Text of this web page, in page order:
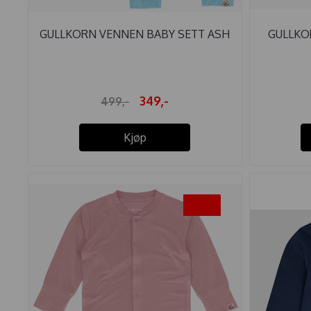
GULLKORN VENNEN BABY SETT ASH
499,- 349,-
Kjøp